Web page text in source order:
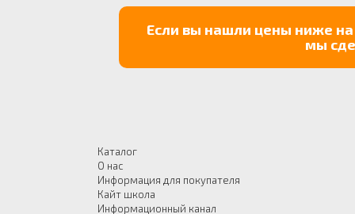
Если вы нашли цены ниже
мы
Каталог
О нас
Информация для покупателя
Кайт школа
Информационный канал